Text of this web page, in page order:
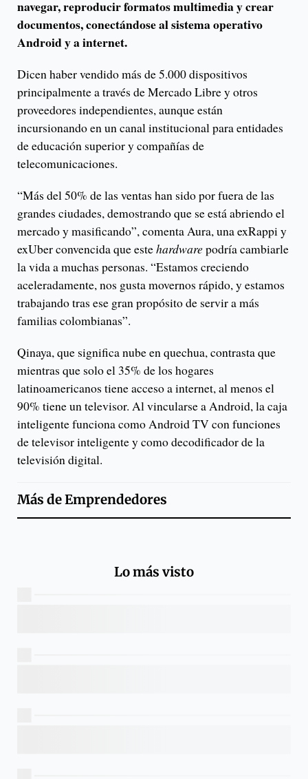
navegar, reproducir formatos multimedia y crear
documentos, conectándose al sistema operativo
Android y a internet.
Dicen haber vendido más de 5.000 dispositivos
principalmente a través de Mercado Libre y otros
proveedores independientes, aunque están
incursionando en un canal institucional para entidades
de educación superior y compañías de
telecomunicaciones.
“Más del 50% de las ventas han sido por fuera de las
grandes ciudades, demostrando que se está abriendo el
mercado y masificando”, comenta Aura, una exRappi y
exUber convencida que estehardwarepodría cambiarle
la vida a muchas personas. “Estamos creciendo
aceleradamente, nos gusta movernos rápido, y estamos
trabajando tras ese gran propósito de servir a más
familias colombianas”.
Qinaya, que significa nube en quechua, contrasta que
mientras que solo el 35% de los hogares
latinoamericanos tiene acceso a internet, al menos el
90% tiene un televisor. Al vincularse a Android, la caja
inteligente funciona como Android TV con funciones
de televisor inteligente y como decodificador de la
televisión digital.
Más deEmprendedores
Lo más visto